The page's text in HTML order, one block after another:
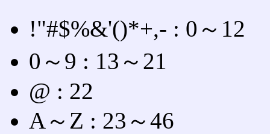
!"#$%&'()*+,- : 0～12
0～9 : 13～21
@ : 22
A～Z : 23～46